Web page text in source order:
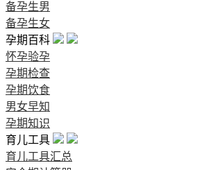
备孕生男
备孕生女
孕期百科
怀孕验孕
孕期检查
孕期饮食
男女早知
孕期知识
育儿工具
育儿工具汇总